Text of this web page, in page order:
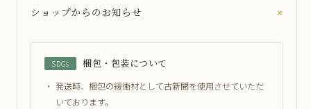
ご理解・ご協力をお願いいたします。ご不明な点は、ご注文時の備
信が2営業日以内（土日祝除く）に届かない場合は、大変お手数で
田清窯HP お問い合わせフォーム →
ショップからのお知らせ +
SDGs 梱包・包装について
・ 発送時、梱包の緩衝材として古新聞を使用させていただ
いております。